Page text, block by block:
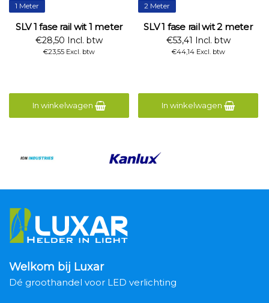
1 Meter
SLV 1 fase rail wit 1 meter
€28,50 Incl. btw
€23,55 Excl. btw
In winkelwagen
2 Meter
SLV 1 fase rail wit 2 meter
€53,41 Incl. btw
€44,14 Excl. btw
In winkelwagen
Welkom bij Luxar
Dé groothandel voor LED verlichting